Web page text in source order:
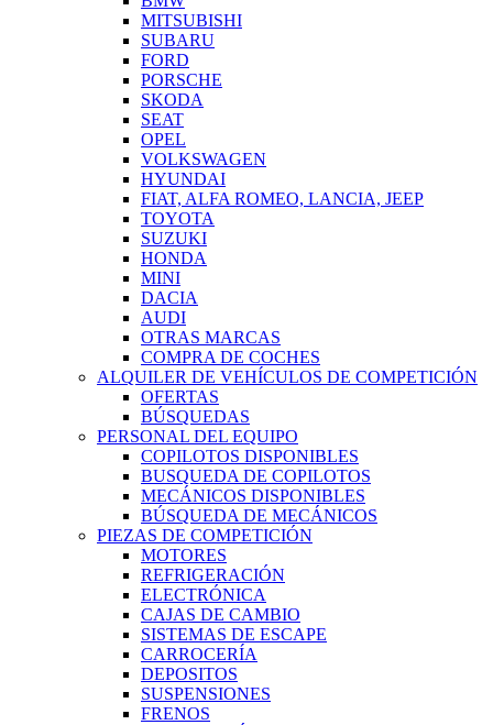
MITSUBISHI
SUBARU
FORD
PORSCHE
SKODA
SEAT
OPEL
VOLKSWAGEN
HYUNDAI
FIAT, ALFA ROMEO, LANCIA, JEEP
TOYOTA
SUZUKI
HONDA
MINI
DACIA
AUDI
OTRAS MARCAS
COMPRA DE COCHES
ALQUILER DE VEHÍCULOS DE COMPETICIÓN
OFERTAS
BÚSQUEDAS
PERSONAL DEL EQUIPO
COPILOTOS DISPONIBLES
BUSQUEDA DE COPILOTOS
MECÁNICOS DISPONIBLES
BÚSQUEDA DE MECÁNICOS
PIEZAS DE COMPETICIÓN
MOTORES
REFRIGERACIÓN
ELECTRÓNICA
CAJAS DE CAMBIO
SISTEMAS DE ESCAPE
CARROCERÍA
DEPOSITOS
SUSPENSIONES
FRENOS